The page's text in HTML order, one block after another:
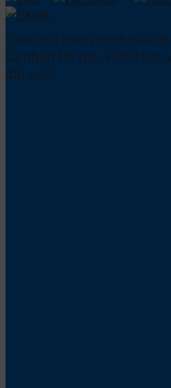
Theo dõi hành trình của
và nhận tin tức, kiến thức
đãi mới.